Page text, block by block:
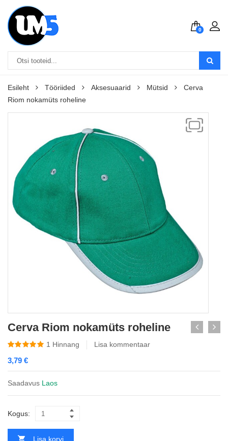
0
Esileht Tööriided Aksesuaarid Mütsid
Cerva
Riom nokamüts roheline
Cerva Riom nokamüts roheline
1 Hinnang Lisa kommentaar
3,79 €
Saadavus Laos
Kogus:
Lisa korvi